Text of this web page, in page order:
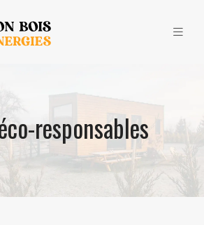
responsables